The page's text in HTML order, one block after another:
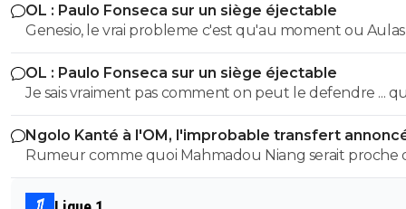
pouvait le penser ... Mais l argent c'est plus important
.. car juste une qualif te permet de gagner plus qu'un
de c3
OL : Paulo Fonseca sur un siège éjectable
Genesio, le vrai probleme c'est qu'au moment ou
prend il parle de changer de dimension et qu'il allait
un grand entraineur .. c'etait surtout un probleme de
discours et de choix ensuite
OL : Paulo Fonseca sur un siège éjectable
Je sais vraiment pas comment on peut le defendre ...
tu met akouakou veretout au milieu d'un match
MU a part vouloir perdre ... je ne vois pas trop ..
debile aurait compris ca ne fonctionnerait pas .... Et puis
quand ca va pas il ne change rien .. il a decidé qu'a
match le changement se ferait vers la 70eme .. ben
Ngolo Kanté à l'OM, l'improbable transfert
Turquie
Rumeur comme quoi Mahmadou Niang serait proche
revenir. Marseille passe enfin aux choses sérieuses.